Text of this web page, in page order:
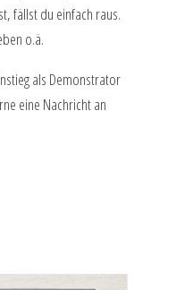
fällst du einfach raus.
o.ä.
als Demonstrator
eine Nachricht an